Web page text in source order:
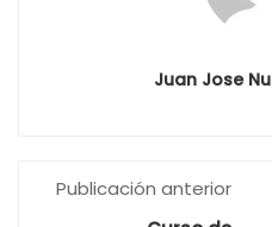
Juan Jose
Publicación anterior